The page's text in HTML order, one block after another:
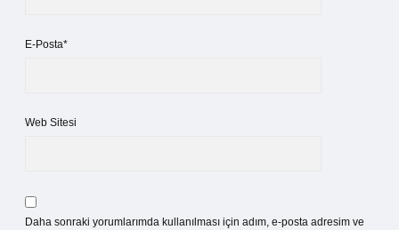
E-Posta*
Web Sitesi
Daha sonraki yorumlarımda kullanılması için adım, e-posta adresim ve